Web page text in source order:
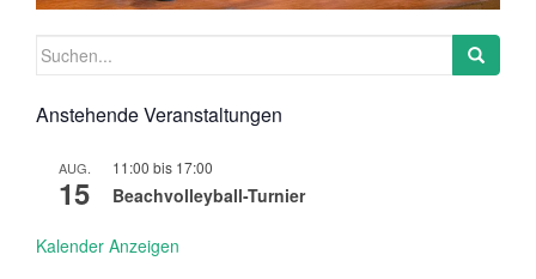
Suchen
Anstehende Veranstaltungen
AUG.
15
11:00 bis 17:00
Beachvolleyball-Turnier
Kalender Anzeigen